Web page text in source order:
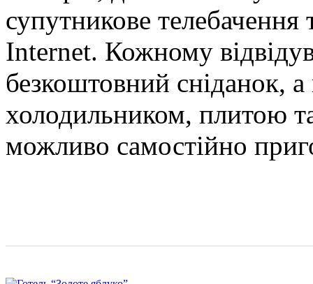
супутникове
Internet. Кожному
безкоштовний сніданок,
холодильником, плитою
можливо самостійно